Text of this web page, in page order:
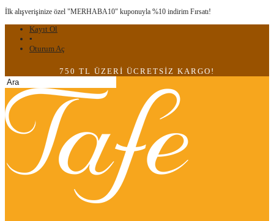
İlk alışverişinize özel "MERHABA10" kuponuyla %10 indirim Fırsatı!
Kayıt Ol
▪
Oturum Aç
750 TL ÜZERİ ÜCRETSİZ KARGO!